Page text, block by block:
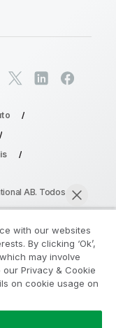
agora
AB. Todos os
aplicativos
do Analytics.
with our websites
By clicking ‘Ok’,
may involve
Privacy & Cookie
on cookie usage on